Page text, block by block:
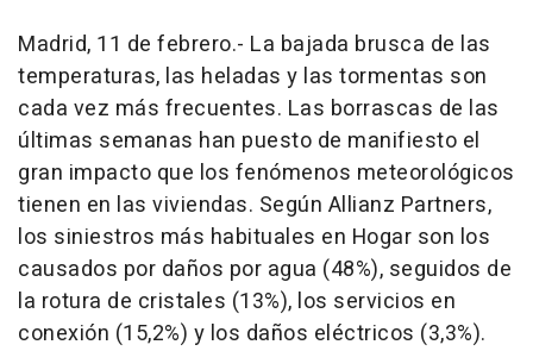
Madrid, 11 de febrero.- La bajada brusca de las
temperaturas, las heladas y las tormentas son
cada vez más frecuentes. Las borrascas de las
últimas semanas han puesto de manifiesto el
gran impacto que los fenómenos meteorológicos
tienen en las viviendas. Según Allianz Partners,
los siniestros más habituales en Hogar son los
causados por daños por agua (48%), seguidos de
la rotura de cristales (13%), los servicios en
conexión (15,2%) y los daños eléctricos (3,3%).